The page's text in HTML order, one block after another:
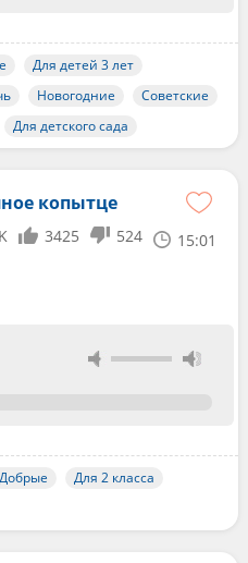
Для детей 3 лет
Новогодние
Советские
Для детского сада
копытце
3425 524 15:01
Добрые
Для 2 класса